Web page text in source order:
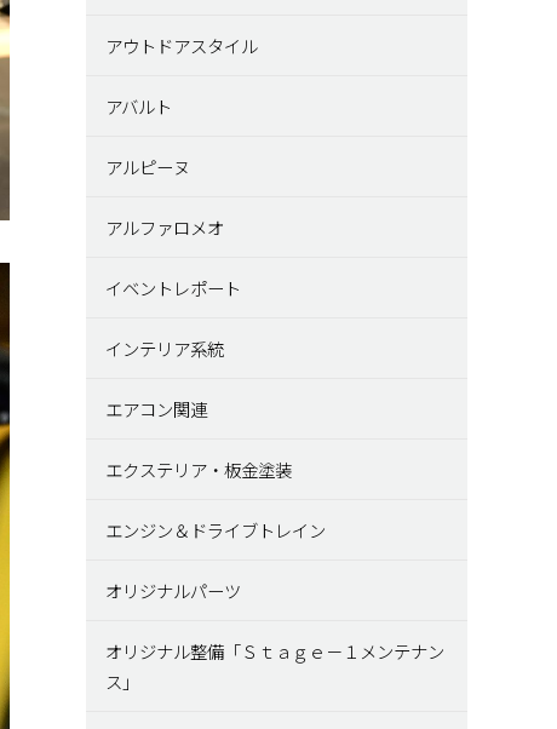
アウトドアスタイル
アバルト
アルピーヌ
アルファロメオ
イベントレポート
インテリア系統
エアコン関連
エクステリア・板金塗装
エンジン＆ドライブトレイン
オリジナルパーツ
オリジナル整備「Ｓｔａｇｅ－１メンテナン
ス」